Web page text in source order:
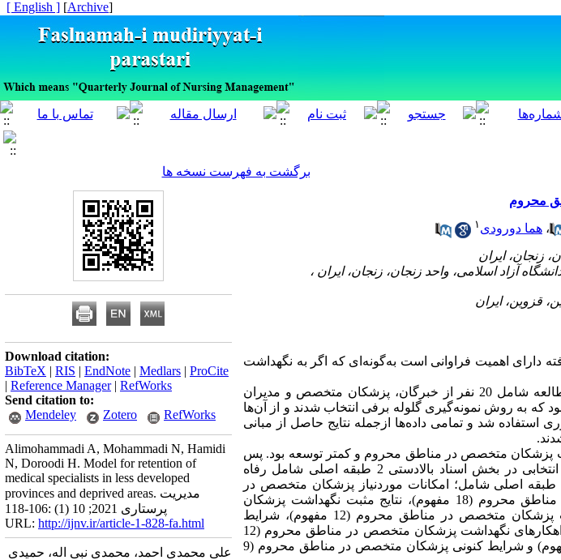
[
Archive
]
[ English ]
برگشت به فهرست نسخه ها
محروم
، هما دورودی ۱
آزاد اسلامی، واحد زنجان، زنجان، ایران ،
اهمیت فراوانی است به‌گونه‌ای که اگر به نگهداشت
مطالعه حاضر از نوع مطالعات کیفی بود. شرکت‌کنندگان در مطالعه شامل 20 نفر از خبرگان، پزشکان متخصص و مدیران
که به روش نمونه‌گیری گلوله برفی انتخاب شدند و از آن‌ها
شد و تمامی داده‌ها ازجمله نتایج حاصل از مبانی
پزشکان متخصص در مناطق محروم و کمتر توسعه بود. پس
از تحلیل اسناد بالادستی، مصاحبه ها و انجام کدگذاری باز و کدگذاری انتخابی در بخش اسناد بالادستی 2 طبقه اصلی شامل رفاه
پزشکان و حمایت اجتماعی و روانی از پزشکان و در بخش مصاحبه 8 طبقه اصلی شامل؛ امکانات موردنیاز پزشکان متخصص در
مناطق محروم (10 مفهوم)، مشکلات نگهداشت پزشکان متخصص در مناطق محروم (18 مفهوم)، نتایج مثبت نگهداشت پزشکان
متخصص در مناطق محروم (11 مفهوم)، نتایج منفی فقدان نگهداشت پزشکان متخصص در مناطق محروم (12 مفهوم)، شرایط
انگیزشی نگهداشت پزشکان متخصص در مناطق محروم (13 مفهوم)، راهکارهای نگهداشت پزشکان متخصص در مناطق محروم (12
مفهوم)، عوامل عدم رغبت پزشکان متخصص در مناطق محروم (15 مفهوم) و شرایط کنونی پزشکان متخصص در مناطق محروم (9
Download citation:
BibTeX | RIS | EndNote | Medlars | ProCite
| Reference Manager| RefWorks
Send citation to:
Mendeley
Zotero RefWorks
Alimohammadi A, Mohammadi N, Hamidi
N, Doroodi H. Model for retention of
medical specialists in less developed
provinces and deprived areas. مدیریت
پرستاری 2021; 10 (1) :106-118
URL: http://ijnv.ir/article-1-828-fa.html
علی محمدی احمد، محمدی نبی اله، حمیدی